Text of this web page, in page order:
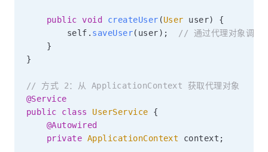
public void createUser (User user)
{
        self
. saveUser( user) ;
// 通过代理对象调用
}
}
// 方式 2：从 ApplicationContext 获取代理对象
@Service
public
class UserService
{
@Autowired
private ApplicationContext context ;